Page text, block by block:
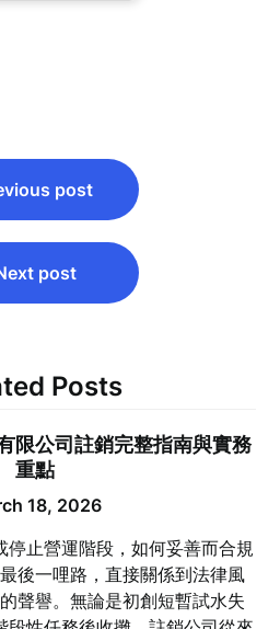
post
post
Posts
限公司註銷完整指南與實務
重點
18, 2026
停止營運階段，如何妥善而合規
後一哩路，直接關係到法律風
聲譽。無論是初創短暫試水失